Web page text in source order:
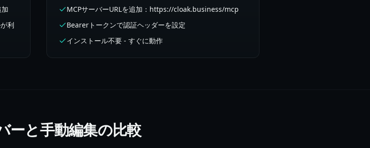
利
MCPサーバーURLを追加：https://cloak.business/mcp
Bearerトークンで認証ヘッダーを設定
インストール不要 - すぐに動作
ーと手動編集の比較